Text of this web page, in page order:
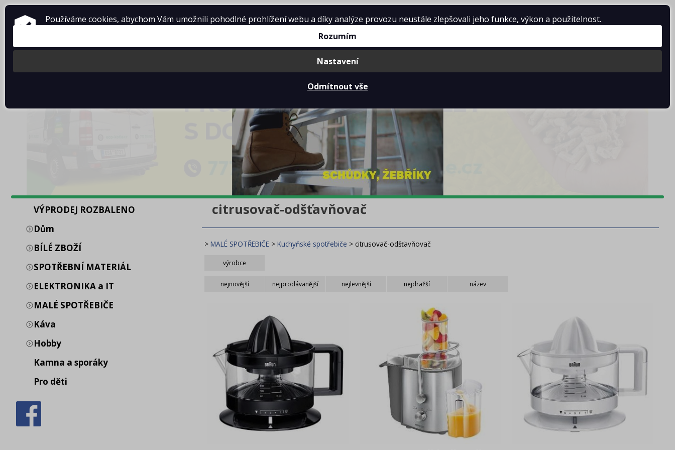
Košík je prázdný
VÝPRODEJ ROZBALENO
Dům
BÍLÉ ZBOŽÍ
SPOTŘEBNÍ MATERIÁL
ELEKTRONIKA a IT
MALÉ SPOTŘEBIČE
Káva
Hobby
Kamna a sporáky
Pro děti
citrusovač-odšťavňovač
> MALÉ SPOTŘEBIČE > Kuchyňské spotřebiče > citrusovač-odšťavňovač
výrobce
SENCOR
Tefal
nejnovější nejprodávanější nejlevnější nejdražší název
Používáme cookies, abychom Vám umožnili pohodlné prohlížení webu a díky analýze provozu neustále zlepšovali jeho funkce, výkon a použitelnost.
Rozumím
Nastavení
Odmítnout vše